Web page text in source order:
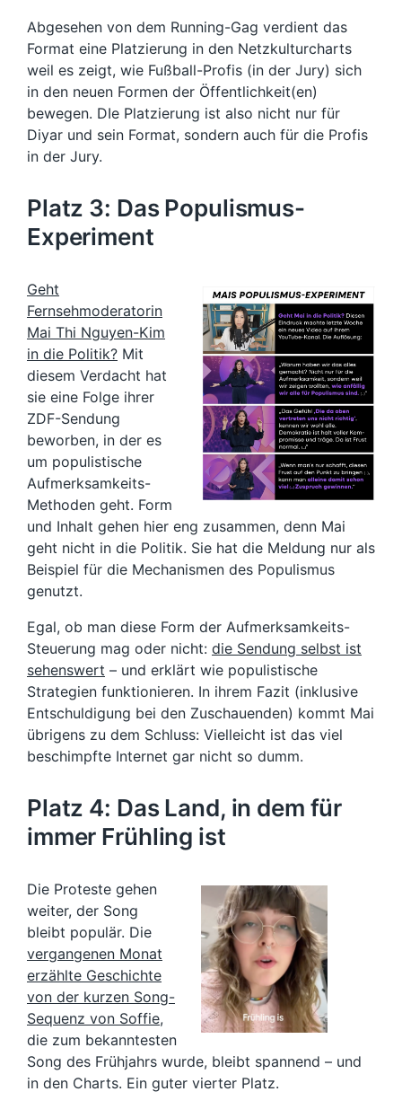
Abgesehen von dem Running-Gag verdient das
Format eine Platzierung in den Netzkulturcharts
weil es zeigt, wie Fußball-Profis (in der Jury) sich
in den neuen Formen der Öffentlichkeit(en)
bewegen. DIe Platzierung ist also nicht nur für
Diyar und sein Format, sondern auch für die Profis
in der Jury.
Platz 3: Das Populismus-
Experiment
Geht
Fernsehmoderatorin
Mai Thi Nguyen-Kim
in die Politik? Mit
diesem Verdacht hat
sie eine Folge ihrer
ZDF-Sendung
beworben, in der es
um populistische
Aufmerksamkeits-
Methoden geht. Form
und Inhalt gehen hier eng zusammen, denn Mai
geht nicht in die Politik. Sie hat die Meldung nur als
Beispiel für die Mechanismen des Populismus
genutzt.
Egal, ob man diese Form der Aufmerksamkeits-
Steuerung mag oder nicht: die Sendung selbst ist
sehenswert – und erklärt wie populistische
Strategien funktionieren. In ihrem Fazit (inklusive
Entschuldigung bei den Zuschauenden) kommt Mai
übrigens zu dem Schluss: Vielleicht ist das viel
beschimpfte Internet gar nicht so dumm.
Platz 4: Das Land, in dem für
immer Frühling ist
Die Proteste gehen
weiter, der Song
bleibt populär. Die
vergangenen Monat
erzählte Geschichte
von der kurzen Song-
Sequenz von Soffie,
die zum bekanntesten
Song des Frühjahrs wurde, bleibt spannend – und
in den Charts. Ein guter vierter Platz.